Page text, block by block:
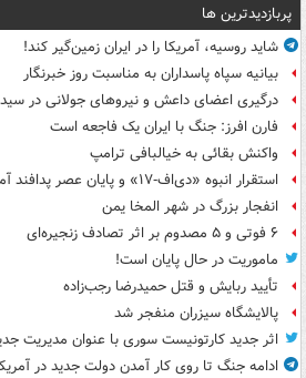
پربازدیدترین ها
شاید روسیه، آمریکا را در ایران زمین‌گیر کند!
بیانیه سپاه پاسداران به مناسبت روز خبرنگار
درگیری اعضای داعش و نیروهای جولانی در
فارن افرز: جنگ با ایران یک فاجعه است
واکنش بقائی به خیالبافی ترامپ
استقرار انبوه «دی‌اف‑۱۷» و پایان عصر پدافند آمریکا +عکس
انفجار بزرگ در شهر المخا یمن
۶ فوتی و ۵ مصدوم بر اثر تصادف زنجیره‌ای
ماموریت در حال پایان است!
تأیید ربایش و قتل حمیدرضا رجب‌زاده
پالایشگاه سیزران منفجر شد
اثر جدید کارتونیست سوری با عنوان مدیریت
ادامه جنگ تا روی کار آمدن دولت جدید در